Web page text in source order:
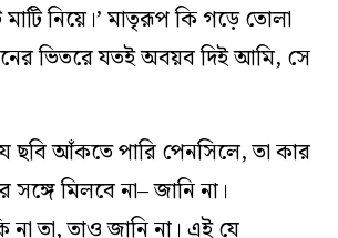
মাটি নিয়ে।’ মাতৃরূপ কি গড়ে তোলা
ভিতরে যতই অবয়ব দিই আমি, সে
ছবি আঁকতে পারি পেনসিলে, তা কার
সঙ্গে মিলবে না– জানি না।
না তা, তাও জানি না। এই যে